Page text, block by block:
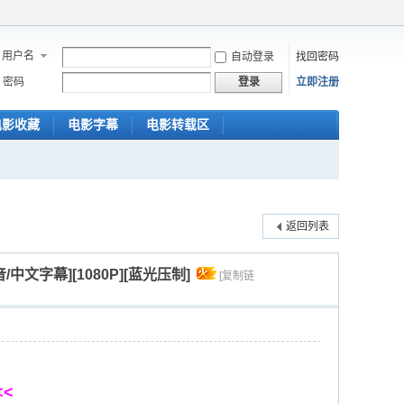
用户名 自动登录
找回密码
密码
登录 立即注册
收藏 电影字幕 电影转载区
返回列表
中文字幕][1080P][蓝光压制] [复制链